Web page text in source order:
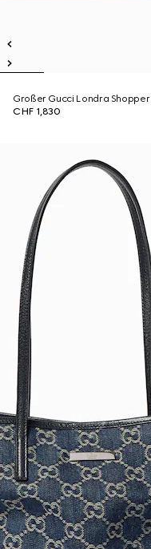
Großer Gucci Londra Shopper
CHF 1,830